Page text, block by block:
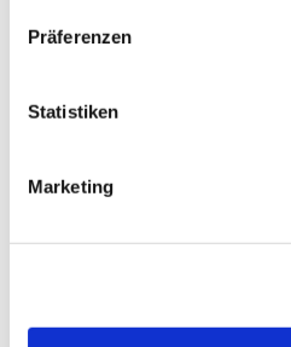
Präferenzen
Statistiken
Marketing